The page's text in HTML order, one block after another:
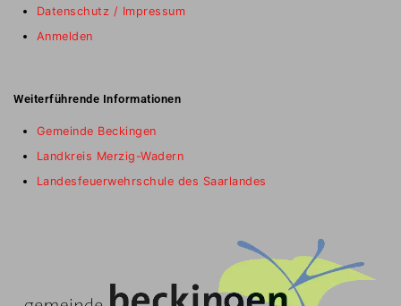
Datenschutz / Impressum
Anmelden
Weiterführende Informationen
Gemeinde Beckingen
Landkreis Merzig-Wadern
Landesfeuerwehrschule des Saarlandes